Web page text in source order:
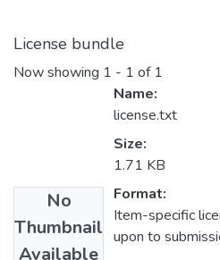
License bundle
Now showing 1 - 1 of 1
No
Thumbnail
Available
Name:
license.txt
Size:
1.71 KB
Format:
Item-specific
upon to